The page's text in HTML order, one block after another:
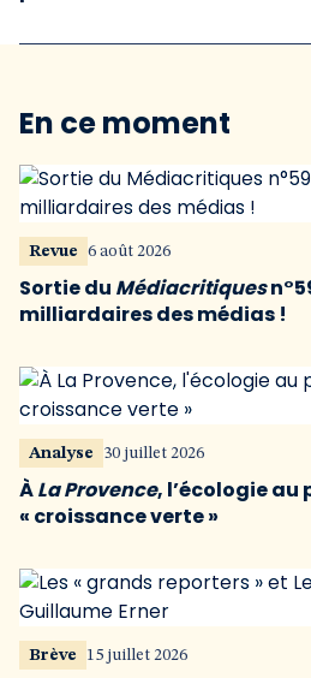
En ce moment
Revue 6 août 2026
Sortie du Médiacritiques
milliardaires des médias !
Analyse 30 juillet 2026
ÀLa Provence, l’écologie au
« croissance verte »
Brève 15 juillet 2026